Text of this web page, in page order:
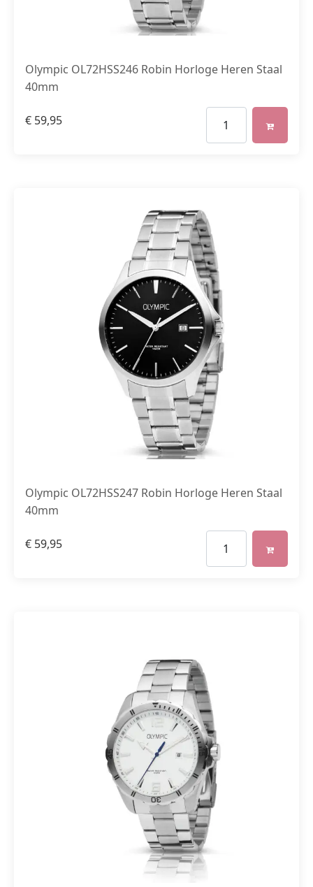
Olympic OL72HSS246 Robin Horloge Heren Staal
40mm
€ 59,95
Olympic OL72HSS247 Robin Horloge Heren Staal
40mm
€ 59,95